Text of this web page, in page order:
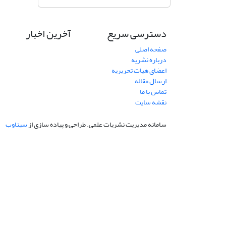
دسترسی سریع
صفحه اصلی
درباره نشریه
اعضای هیات تحریریه
ارسال مقاله
تماس با ما
نقشه سایت
آخرین اخبار
سامانه مدیریت نشریات علمی.طراحی و پیاده سازی ازسیناوب